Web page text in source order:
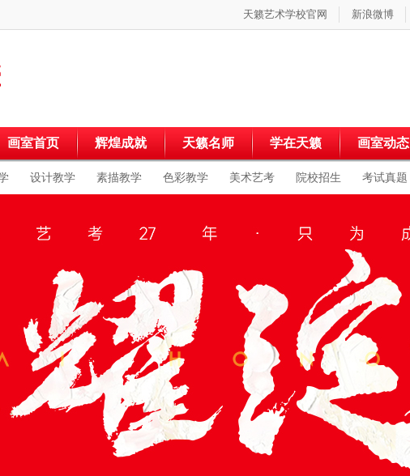
天籁艺术学校官网 新浪微博
画室首页 辉煌成就 天籁名师 学在天籁 画室动态
设计教学 素描教学 色彩教学 美术艺考 院校招生 考试真题